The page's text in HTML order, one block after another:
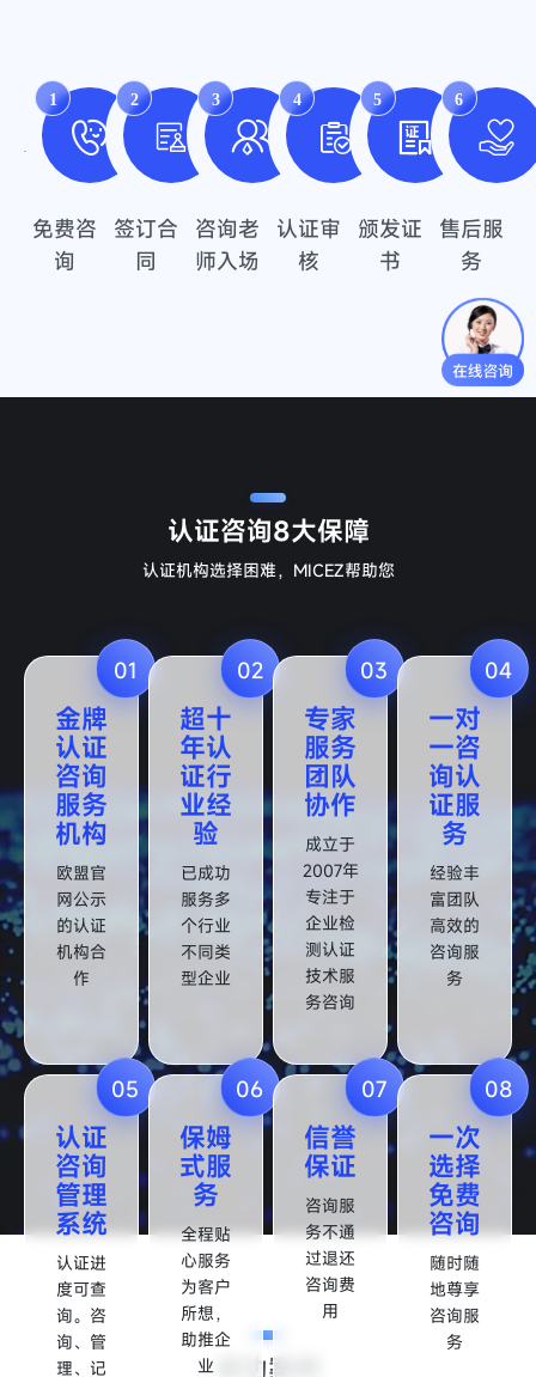
1
免费咨
询
2
签订合
同
3
咨询老
师入场
4
认证审
核
5
颁发证
书
6
售后服
务
认证咨询8大保障
认证机构选择困难，MICEZ帮助您
01
金牌
认证
咨询
服务
机构
欧盟官
网公示
的认证
机构合
作
02
超十
年认
证行
业经
验
已成功
服务多
个行业
不同类
型企业
03
专家
服务
团队
协作
成立于
2007年
专注于
企业检
测认证
技术服
务咨询
04
一对
一咨
询认
证服
务
经验丰
富团队
高效的
咨询服
务
05
认证
咨询
管理
系统
认证进
度可查
询。咨
询、管
理、记
06
保姆
式服
务
全程贴
心服务
为客户
所想，
助推企
业
07
信誉
保证
咨询服
务不通
过退还
咨询费
用
08
一次
选择
免费
咨询
随时随
地尊享
咨询服
务
成功案例